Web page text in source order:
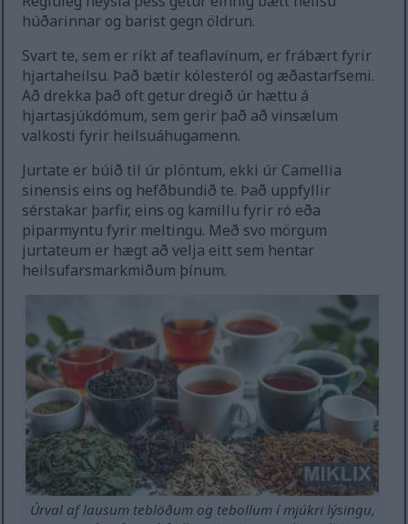
húðarinnar og barist gegn öldrun.
Svart te, sem er ríkt af teaflavínum, er frábært fyrir
hjartaheilsu. Það bætir kólesteról og æðastarfsemi.
Að drekka það oft getur dregið úr hættu á
hjartasjúkdómum, sem gerir það að vinsælum
valkosti fyrir heilsuáhugamenn.
Jurtate er búið til úr plöntum, ekki úr Camellia
sinensis eins og hefðbundið te. Það uppfyllir
sérstakar þarfir, eins og kamillu fyrir ró eða
piparmyntu fyrir meltingu. Með svo mörgum
jurtateum er hægt að velja eitt sem hentar
heilsufarsmarkmiðum þínum.
Úrval af lausum teblöðum og tebollum í mjúkri lýsingu,